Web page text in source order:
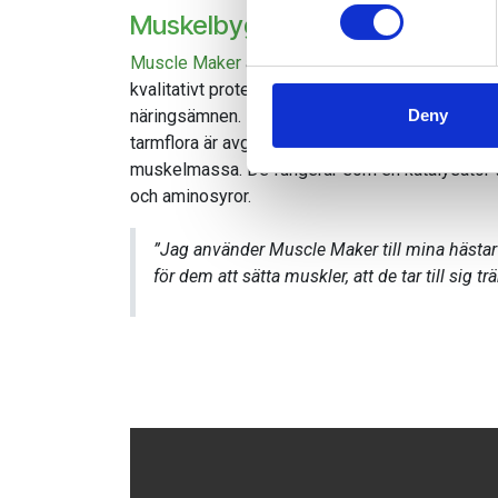
information about your use
other information that
Deny
Muskelbyggande proteintillskott
Muscle Maker är ett unikt muskelbyggande
kvalitativt protein från spirulina och värdefulla
näringsämnen. Det är en utmärkt källa till
tarmflora är avgörande för
muskelmassa. De fungerar som en
och aminosyror.
”Jag använder Muscle Maker till mina
för dem att sätta muskler, att de tar till sig